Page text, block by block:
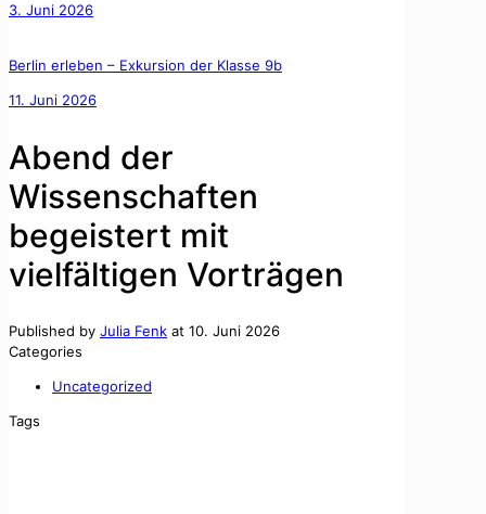
3. Juni 2026
Berlin erleben – Exkursion der Klasse 9b
11. Juni 2026
Abend der
Wissenschaften
begeistert mit
vielfältigen Vorträgen
Published by Julia Fenk at 10. Juni 2026
Categories
Uncategorized
Tags